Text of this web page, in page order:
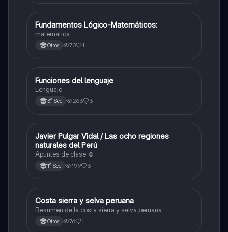
Otros
Fundamentos Lógico-Matemáticos:
matematica
Otros 70 1
Otros
Funciones del lenguaje
Lenguaje
3° Sec 263 3
Otros
Javier Pulgar Vidal / Las ocho regiones
naturales del Perú
Apuntes de clase ☺️
1° Sec 199 3
Otros
Costa sierra y selva peruana
Resumen de la costa sierra y selva peruana
Otros 76 1